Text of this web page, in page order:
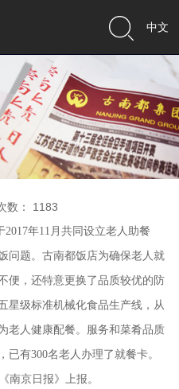
中文
数： 1183
年11月共同设立老人助餐
问题。古南都饭店为确保老人就
便，还特意更换了品质较优的防
星级标准机械化食品生产线，从
老人健康配餐。服务和菜肴品质
有300名老人办理了就餐卡。
南京日报》上报。